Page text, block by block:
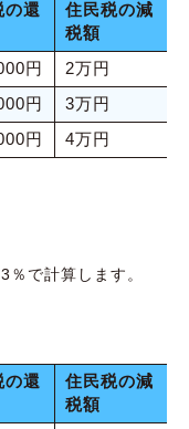
の還
住民税の減
税額
円
2万円
円
3万円
円 4万円
で計算します。
の還
住民税の減
税額